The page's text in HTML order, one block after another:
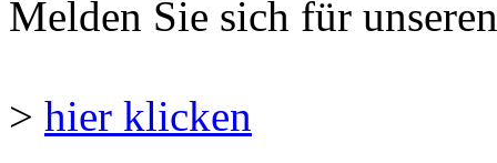
Melden Sie sich für
> hier klicken